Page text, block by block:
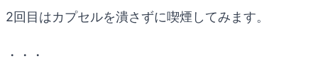
2回目はカプセルを潰さずに喫煙してみます。
・・・